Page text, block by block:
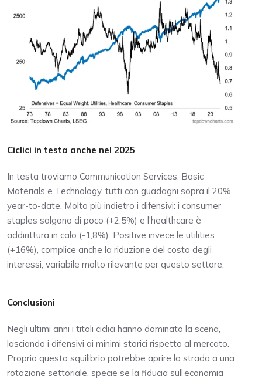
Ciclici in testa anche nel 2025
In testa troviamo Communication Services, Basic
Materials e Technology, tutti con guadagni sopra il 20%
year-to-date. Molto più indietro i difensivi: i consumer
staples salgono di poco (+2,5%) e l’healthcare è
addirittura in calo (-1,8%). Positive invece le utilities
(+16%), complice anche la riduzione del costo degli
interessi, variabile molto rilevante per questo settore.
Conclusioni
Negli ultimi anni i titoli ciclici hanno dominato la scena,
lasciando i difensivi ai minimi storici rispetto al mercato.
Proprio questo squilibrio potrebbe aprire la strada a una
rotazione settoriale, specie se la fiducia sull’economia